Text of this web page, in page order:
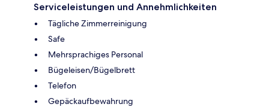
Serviceleistungen und Annehmlichkeiten
Tägliche Zimmerreinigung
Safe
Mehrsprachiges Personal
Bügeleisen/Bügelbrett
Telefon
Gepäckaufbewahrung